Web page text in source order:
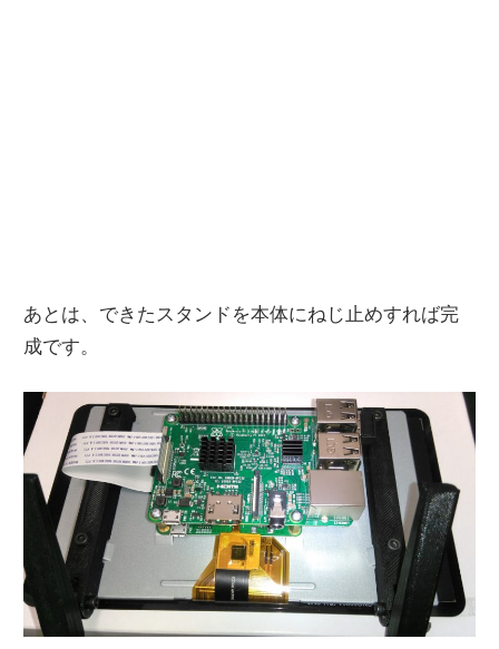
あとは、できたスタンドを本体にねじ止めすれば完
成です。